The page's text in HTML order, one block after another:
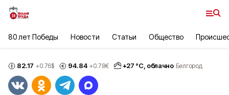
80 лет Победы Новости Статьи Общество
82.17 +0.76$ 94.84 +0.78€ +27 °С, облачно Белгород